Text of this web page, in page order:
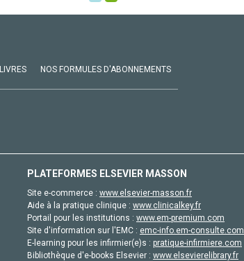
LIVRES NOS FORMULES D'ABONNEMENTS
PLATEFORMES ELSEVIER MASSON
Site e-commerce : www.elsevier-masson.fr
Aide à la pratique clinique : www.clinicalkey.fr
Portail pour les institutions : www.em-premium.com
Site d'information sur l'EMC : emc-info.em-consulte.com
E-learning pour les infirmier(e)s : pratique-infirmiere.com
Bibliothèque d'e-books Elsevier : www.elsevierelibrary.fr